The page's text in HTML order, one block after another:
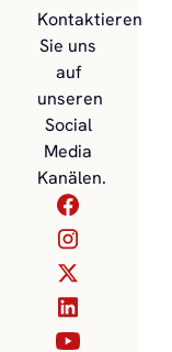
Kontaktieren
Sie uns
auf
unseren
Social
Media
Kanälen.